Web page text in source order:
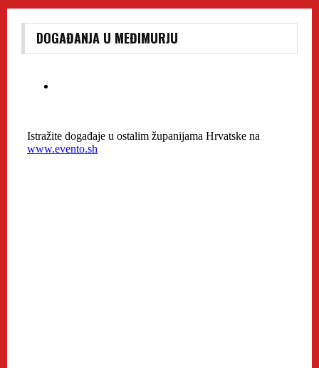
DOGAĐANJA U MEĐIMURJU